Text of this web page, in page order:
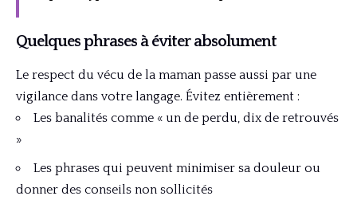
Quelques phrases à éviter absolument
Le respect du vécu de la maman passe aussi par une
vigilance dans votre langage. Évitez entièrement :
Les banalités comme « un de perdu, dix de retrouvés
»
Les phrases qui peuvent minimiser sa douleur ou
donner des conseils non sollicités